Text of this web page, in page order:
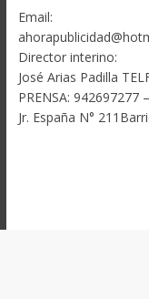
Email:
Director interino:
José Arias Padilla
PRENSA: 942697277
Jr. España N°